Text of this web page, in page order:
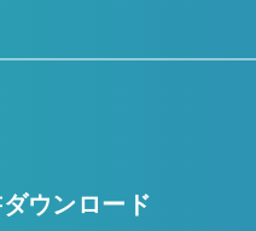
ウンロード